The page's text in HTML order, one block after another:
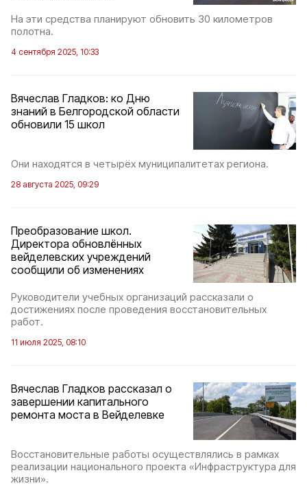
На эти средства планируют обновить 30 километров
полотна.
4 сентября 2025, 10:33
Вячеслав Гладков: ко Дню
знаний в Белгородской области
обновили 15 школ
Они находятся в четырёх муниципалитетах региона.
28 августа 2025, 09:29
Преобразование школ.
Директора обновлённых
вейделевских учреждений
сообщили об изменениях
Руководители учебных организаций рассказали о
достижениях после проведения восстановительных
работ.
11 июля 2025, 08:10
Вячеслав Гладков рассказал о
завершении капитального
ремонта моста в Вейделевке
Восстановительные работы осуществлялись в рамках
реализации национального проекта «Инфраструктура для
жизни».